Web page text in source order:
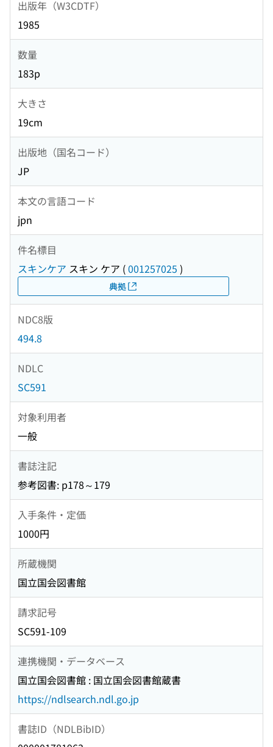
出版年（W3CDTF）
1985
数量
183p
大きさ
19cm
出版地（国名コード）
JP
本文の言語コード
jpn
件名標目
スキンケア スキン ケア (001257025 )
典拠
NDC8版
494.8
NDLC
SC591
対象利用者
一般
書誌注記
参考図書: p178～179
入手条件・定価
1000円
所蔵機関
国立国会図書館
請求記号
SC591-109
連携機関・データベース
国立国会図書館 : 国立国会図書館蔵書
https://ndlsearch.ndl.go.jp
書誌ID（NDLBibID）